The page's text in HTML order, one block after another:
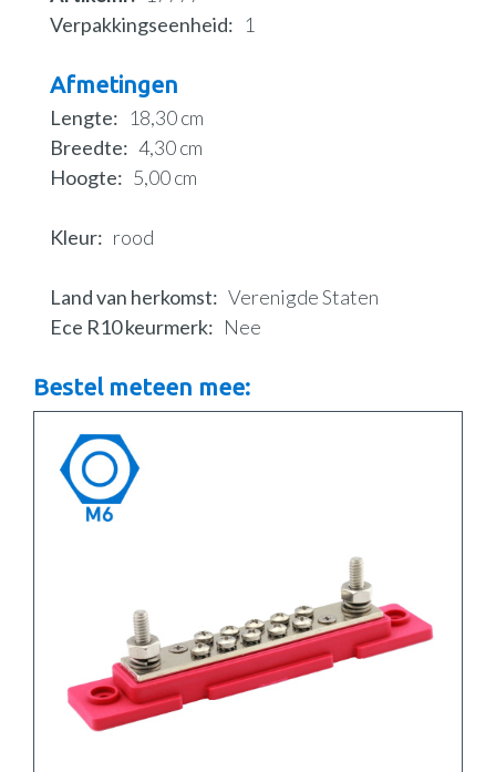
Verpakkingseenheid
1
Afmetingen
Lengte
18,30 cm
Breedte
4,30 cm
Hoogte
5,00 cm
Kleur rood
Land van herkomst
Verenigde Staten
Ece R10 keurmerk
Nee
Bestel meteen mee: